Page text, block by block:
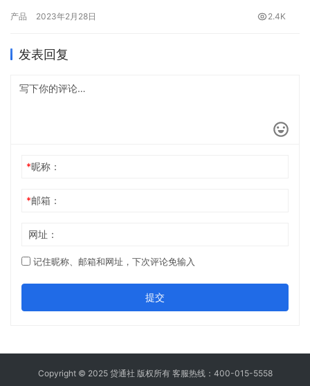
个人征信显示担保资格审查； 6、提前还款：可提前还款，无违约
（或国税账号+密码）/个人+企业征…
产品 2023年2月28日 2.4K
发表回复
*昵称：
*邮箱：
网址：
记住昵称、邮箱和网址，下次评论免输入
提交
Copyright © 2025 贷通社 版权所有 客服热线：400-015-5558